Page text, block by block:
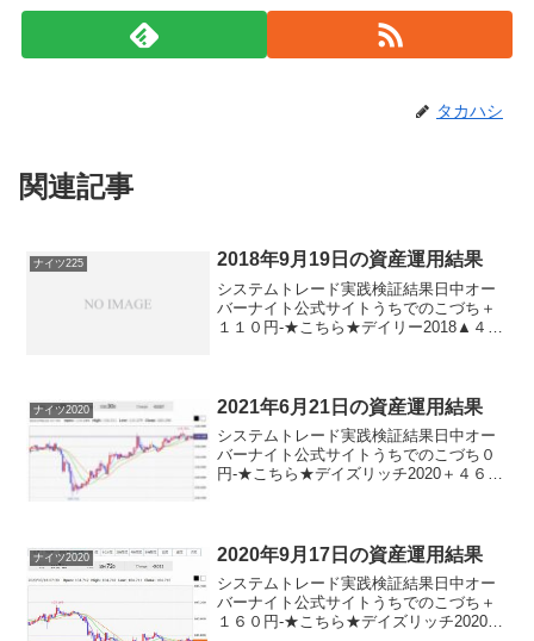
タカハシ
関連記事
ナイツ225 2018年9月19日の資産運用結果
システムトレード実践検証結果日中オー
バーナイト公式サイトうちでのこづち＋
１１０円-★こちら★デイリー2018▲４０
ッ...
ナイツ2020 2021年6月21日の資産運用結果
システムトレード実践検証結果日中オー
バーナイト公式サイトうちでのこづち０
円-★こちら★デイズリッチ2020＋４６０
ナイツ2020 2020年9月17日の資産運用結果
システムトレード実践検証結果日中オー
バーナイト公式サイトうちでのこづち＋
１６０円-★こちら★デイズリッチ2020＋